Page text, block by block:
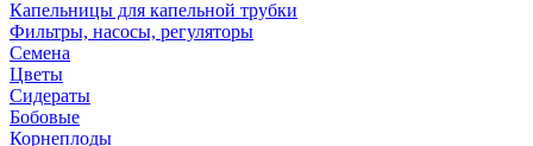
Капельницы для капельной трубки
Фильтры, насосы, регуляторы
Семена
Цветы
Сидераты
Бобовые
Корнеплоды